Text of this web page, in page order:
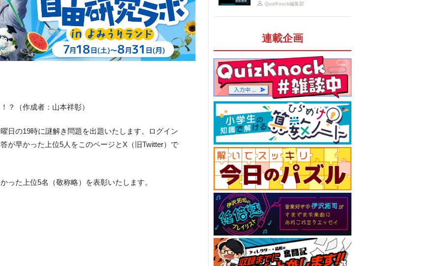
？（作成者：山本祥彰）
日の19時に謎解き問題を出題いたします。ログイン
が早かった上位5人をこのページとX（旧Twitter）で
った上位5名（敬称略）を表彰いたします。
QuizKnock編集部
連載企画